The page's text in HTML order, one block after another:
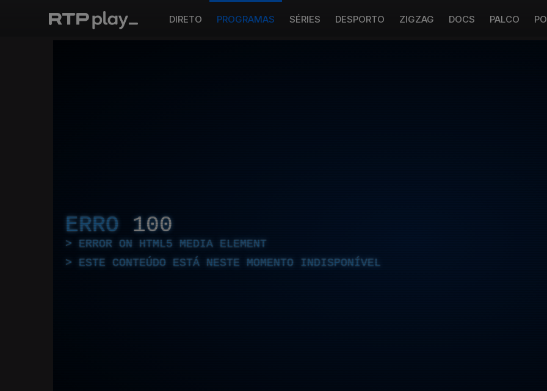
DIRETO PROGRAMAS SÉRIES DESPORTO ZIGZAG DOCS PALCO
ERRO 100
ERROR ON HTML5 MEDIA ELEMENT
ESTE CONTEÚDO ESTÁ NESTE MOMENTO INDISPONÍVEL